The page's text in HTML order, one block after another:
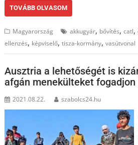
TOVÁBB OLVASOM
Magyarország akkugyár, bővítés,catl,
ellenzés, képviselő,tisza-kormány,vasútvonal
Ausztria a lehetőségét is
afgán menekülteket fogadjon
2021.08.22. szabolcs24.hu